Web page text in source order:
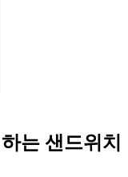
는 샌드위치